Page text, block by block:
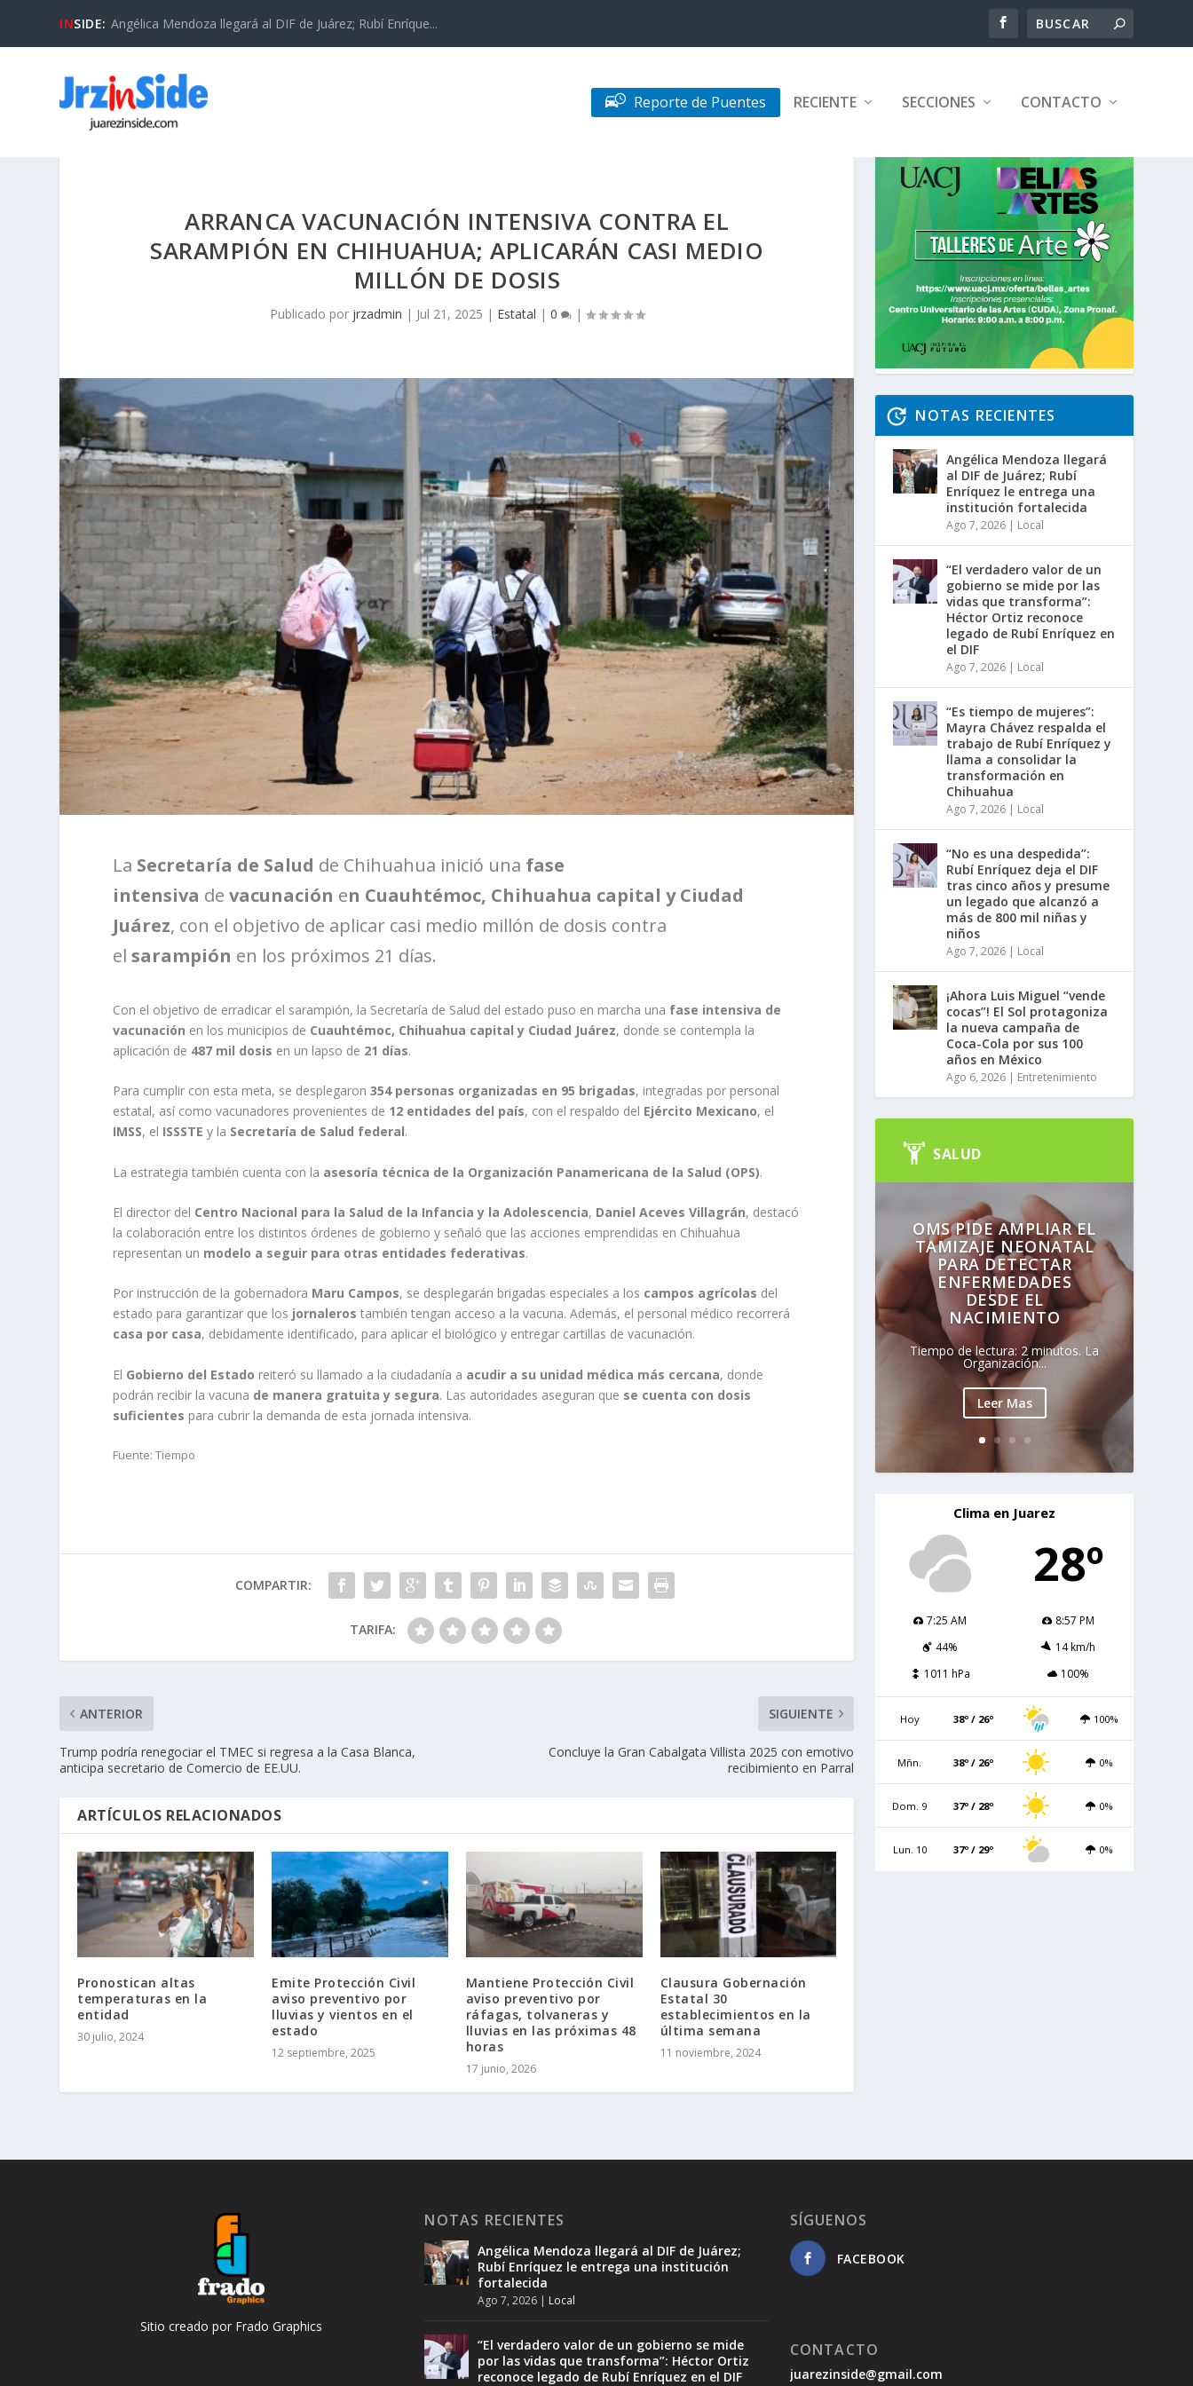
INSIDE: Angélica Mendoza llegará al DIF de Juárez; Rubí Enríque...
Reporte de Puentes RECIENTE SECCIONES CONTACTO
ARRANCA VACUNACIÓN INTENSIVA CONTRA EL
SARAMPIÓN EN CHIHUAHUA; APLICARÁN CASI MEDIO
MILLÓN DE DOSIS
Publicado por jrzadmin | Jul 21, 2025 | Estatal | 0 |
La Secretaría de Salud de Chihuahua inició una fase
intensiva devacunación en Cuauhtémoc, Chihuahua capital y Ciudad
Juárez, con el objetivo de aplicar casi medio millón de dosis contra
el sarampión en los próximos 21 días.
Con el objetivo de erradicar el sarampión, la Secretaría de Salud del estado puso en marcha una fase intensiva de
vacunación en los municipios de Cuauhtémoc, Chihuahua capital y Ciudad Juárez, donde se contempla la
aplicación de 487 mil dosis en un lapso de 21 días.
Para cumplir con esta meta, se desplegaron354 personas organizadas en 95 brigadas, integradas por personal
estatal, así como vacunadores provenientes de 12 entidades del país, con el respaldo del Ejército Mexicano, el
IMSS, el ISSSTE y la Secretaría de Salud federal.
La estrategia también cuenta con la asesoría técnica de la Organización Panamericana de la Salud (OPS).
El director del Centro Nacional para la Salud de la Infancia y la Adolescencia, Daniel Aceves Villagrán, destacó
la colaboración entre los distintos órdenes de gobierno y señaló que las acciones emprendidas en Chihuahua
representan un modelo a seguir para otras entidades federativas.
Por instrucción de la gobernadora Maru Campos, se desplegarán brigadas especiales a los campos agrícolas del
estado para garantizar que los jornaleros también tengan acceso a la vacuna. Además, el personal médico recorrerá
casa por casa, debidamente identificado, para aplicar el biológico y entregar cartillas de vacunación.
El Gobierno del Estado reiteró su llamado a la ciudadanía a acudir a su unidad médica más cercana, donde
podrán recibir la vacuna de manera gratuita y segura. Las autoridades aseguran que se cuenta con dosis
suficientes para cubrir la demanda de esta jornada intensiva.
Fuente: Tiempo
COMPARTIR:
TARIFA:
ANTERIOR
Trump podría renegociar el TMEC si regresa a la Casa Blanca,
anticipa secretario de Comercio de EE.UU.
SIGUIENTE
Concluye la Gran Cabalgata Villista 2025 con emotivo
recibimiento en Parral
ARTÍCULOS RELACIONADOS
Pronostican altas
temperaturas en la
entidad
30 julio, 2024
Emite Protección Civil
aviso preventivo por
lluvias y vientos en el
estado
12 septiembre, 2025
Mantiene Protección Civil
aviso preventivo por
ráfagas, tolvaneras y
lluvias en las próximas 48
horas
17 junio, 2026
Clausura Gobernación
Estatal 30
establecimientos en la
última semana
11 noviembre, 2024
NOTAS RECIENTES
Angélica Mendoza llegará
al DIF de Juárez; Rubí
Enríquez le entrega una
institución fortalecida
Ago 7, 2026 | Local
“El verdadero valor de un
gobierno se mide por las
vidas que transforma”:
Héctor Ortiz reconoce
legado de Rubí Enríquez en
el DIF
Ago 7, 2026 | Local
“Es tiempo de mujeres”:
Mayra Chávez respalda el
trabajo de Rubí Enríquez y
llama a consolidar la
transformación en
Chihuahua
Ago 7, 2026 | Local
“No es una despedida”:
Rubí Enríquez deja el DIF
tras cinco años y presume
un legado que alcanzó a
más de 800 mil niñas y
niños
Ago 7, 2026 | Local
¡Ahora Luis Miguel “vende
cocas”! El Sol protagoniza
la nueva campaña de
Coca-Cola por sus 100
años en México
Ago 6, 2026 | Entretenimiento
SALUD
OMS PIDE AMPLIAR EL
TAMIZAJE NEONATAL
PARA DETECTAR
ENFERMEDADES
DESDE EL
NACIMIENTO
Tiempo de lectura: 2 minutos. La
Organización...
Leer Mas
Clima en Juarez
28º
7:25 AM
8:57 PM
44%
14 km/h
1011 hPa
100%
Hoy 38º / 26º 100%
Mñn. 38º / 26º 0%
Dom. 9 37º / 28º 0%
Lun. 10 37º / 29º 0%
Sitio creado por Frado Graphics
NOTAS RECIENTES
Angélica Mendoza llegará al DIF de Juárez;
Rubí Enríquez le entrega una institución
fortalecida
Ago 7, 2026 | Local
“El verdadero valor de un gobierno se mide
por las vidas que transforma”: Héctor Ortiz
reconoce legado de Rubí Enríquez en el DIF
SÍGUENOS
FACEBOOK
CONTACTO
juarezinside@gmail.com